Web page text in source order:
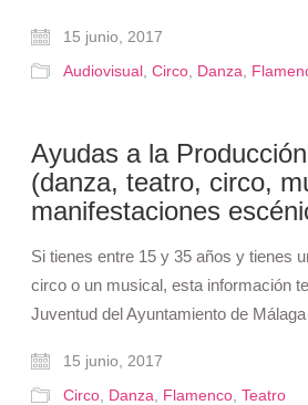
15 junio, 2017
Audiovisual Circo Danza
Ayudas a la
(danza, teatro, circo,
manifestaciones
Si tienes entre 15 y 35 años y tienes
circo o un musical, esta información
Juventud del Ayuntamiento de
15 junio, 2017
Circo Danza Flamenco Teatro